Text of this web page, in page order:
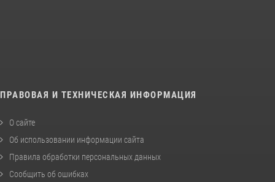
ПРАВОВАЯ И ТЕХНИЧЕСКАЯ ИНФОРМАЦИЯ
О сайте
Об использовании информации сайта
Правила обработки персональных данных
Сообщить об ошибках